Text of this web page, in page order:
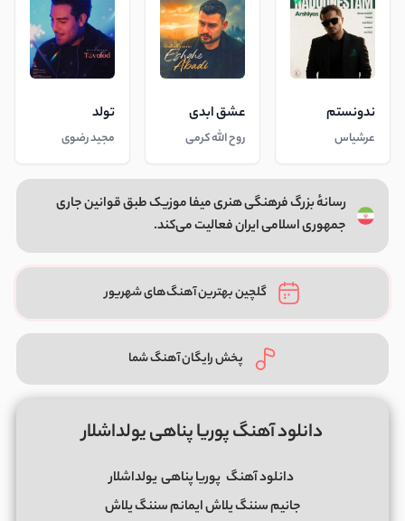
ندونستم
عرشیاس
عشق ابدی
روح الله کرمی
تولد
مجید رضوی
رسانهٔ بزرگ فرهنگی هنری میفا موزیک طبق قوانین جاری
جمهوری اسلامی ایران فعالیت می‌کند.
گلچین بهترین آهنگ‌های شهریور
پخش رایگان آهنگ شما
دانلود آهنگ پوریا پناهی یولداشلار
دانلود آهنگ پوریا پناهییولداشلار
جانیم سننگ یلاش ایمانم سننگ یلاش